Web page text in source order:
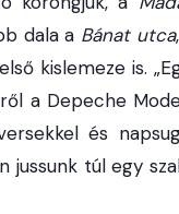
dala a Bánat utca
kislemeze is.
a Depeche
és
jussunk túl egy